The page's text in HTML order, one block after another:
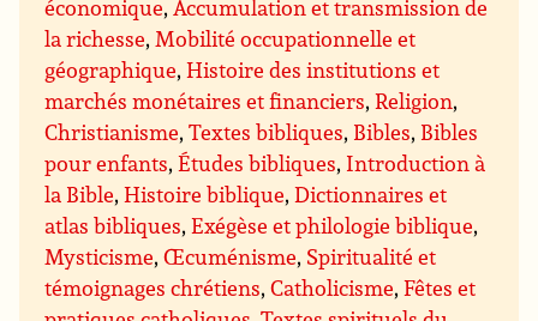
économique, Accumulation et transmission de
la richesse, Mobilité occupationnelle et
géographique,Histoire des institutions et
marchés monétaires et financiers,Religion,
Christianisme,Textes bibliques, Bibles, Bibles
pour enfants,Études bibliques, Introduction à
la Bible,Histoire biblique,Dictionnaires et
atlas bibliques,Exégèse et philologie biblique,
Mysticisme,Œcuménisme, Spiritualité et
témoignages chrétiens,Catholicisme,Fêtes et